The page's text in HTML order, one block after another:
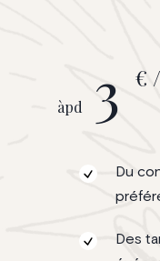
àpd 3 €
Du
Des